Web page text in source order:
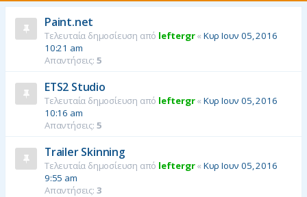
Paint.net
Τελευταία δημοσίευση από leftergr« Κυρ Ιουν 05, 2016
10:21 am
Απαντήσεις: 5
ETS2 Studio
Τελευταία δημοσίευση από leftergr« Κυρ Ιουν 05, 2016
10:16 am
Απαντήσεις: 5
Trailer Skinning
Τελευταία δημοσίευση από leftergr« Κυρ Ιουν 05, 2016
9:55 am
Απαντήσεις: 3